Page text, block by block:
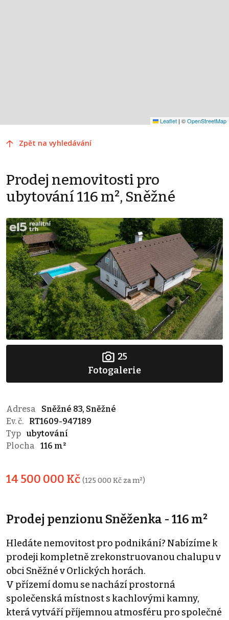
Leaflet | ©OpenStreetMap
Zpět na vyhledávání
Prodej nemovitosti pro
ubytování 116 m², Sněžné
25
Fotogalerie
Adresa
Sněžné 83, Sněžné
Ev. č.
RT1609-947189
Typ ubytování
Plocha
116 m²
14 500 000 Kč (125 000 Kč za m²)
Prodej penzionu Sněženka - 116 m²
Hledáte nemovitost pro podnikání? Nabízíme k
prodeji kompletně zrekonstruovanou chalupu v
obci Sněžné v Orlických horách.
V přízemí domu se nachází prostorná
společenská místnost s kachlovými kamny,
která vytváří příjemnou atmosféru pro společné